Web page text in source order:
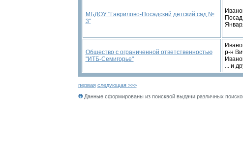
МБДОУ "Гаврилово-Посадский детский сад №
3"
Общество с ограниченной ответственностью
"ИТБ-Семигорье"
р-н
... и
первая следующая >>>
Данные сформированы из поисквой выдачи различных